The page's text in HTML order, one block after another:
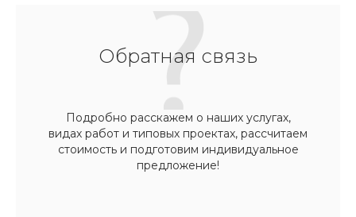
Обратная связь
Подробно расскажем о наших услугах,
видах работ и типовых проектах, рассчитаем
стоимость и подготовим индивидуальное
предложение!